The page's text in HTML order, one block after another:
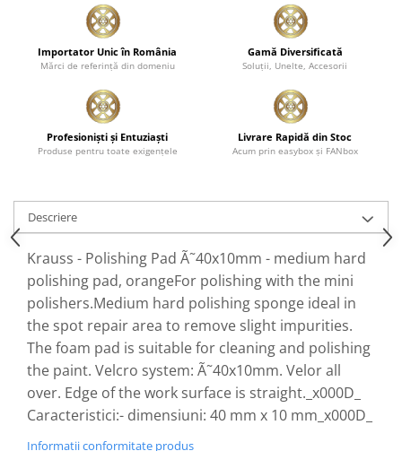
Plastice
Piele
Tratamente şi Întreţinere
Plastice
Accesorii
Recondiţionare Piele
Microfibre
Mănuşi Spălare
Prosoape Uscare
Lavete Microfibră
Aplicatoare Microfibră
Accesorii Detailing Auto
Importator Unic în România
Mărci de referinţă din domeniu
Gamă Diversificată
Soluţii, Unelte, Accesorii
Profesionişti şi Entuziaşti
Produse pentru toate exigenţele
Livrare Rapidă din Stoc
Acum prin easybox şi FANbox
Descriere
Krauss - Polishing Pad Ã˜40x10mm - medium hard
polishing pad, orangeFor polishing with the mini
polishers.Medium hard polishing sponge ideal in
the spot repair area to remove slight impurities.
The foam pad is suitable for cleaning and polishing
the paint. Velcro system: Ã˜40x10mm. Velor all
over. Edge of the work surface is straight._x000D_
Caracteristici:- dimensiuni: 40 mm x 10 mm_x000D_
Informatii conformitate produs